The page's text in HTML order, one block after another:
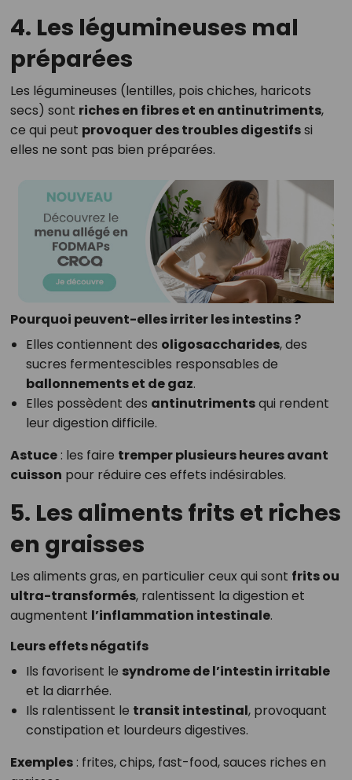
4. Les légumineuses mal
préparées
Les légumineuses (lentilles, pois chiches, haricots
secs) sont riches en fibres et en antinutriments,
ce qui peut provoquer des troubles digestifssi
elles ne sont pas bien préparées.
Pourquoi peuvent-elles irriter les intestins ?
Elles contiennent des oligosaccharides, des
sucres fermentescibles responsables de
ballonnements et de gaz.
Elles possèdent des antinutrimentsqui rendent
leur digestion difficile.
Astuce: les faire tremper plusieurs heures avant
cuisson pour réduire ces effets indésirables.
5. Les aliments frits et riches
en graisses
Les aliments gras, en particulier ceux qui sont frits ou
ultra-transformés, ralentissent la digestion et
augmentent l’inflammation intestinale.
Leurs effets négatifs
Ils favorisent le syndrome de l’intestin irritable
et la diarrhée.
Ils ralentissent le transit intestinal, provoquant
constipation et lourdeurs digestives.
Exemples: frites, chips, fast-food, sauces riches en